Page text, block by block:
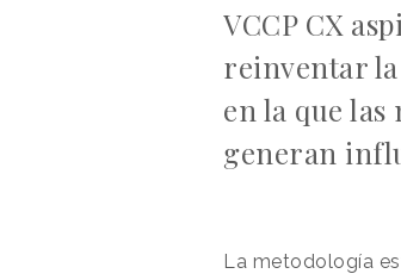
VCCP CX
reinventar
en la que las
generan
La metodología